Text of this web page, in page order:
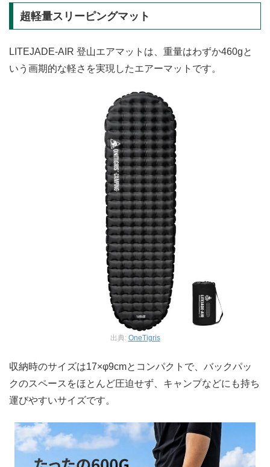
超軽量スリーピングマット
LITEJADE-AIR 登山エアマットは、重量はわずか460gと
いう画期的な軽さを実現したエアーマットです。
出典: OneTigris
収納時のサイズは17×φ9cmとコンパクトで、バックパッ
クのスペースをほとんど圧迫せず、キャンプなどにも持ち
運びやすいサイズです。